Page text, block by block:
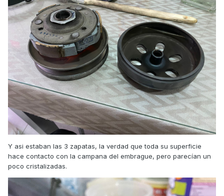
Y asi estaban las 3 zapatas, la verdad que toda su superficie
hace contacto con la campana del embrague, pero parecían un
poco cristalizadas.